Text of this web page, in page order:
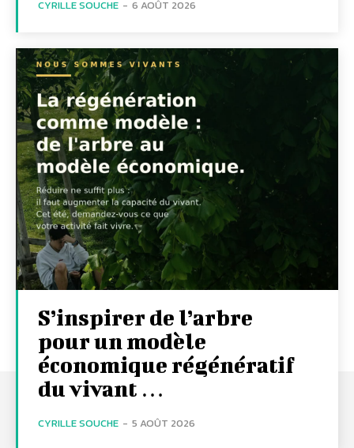
CYRILLE SOUCHE - 6 AOÛT 2026
S’inspirer de l’arbre
pour un modèle
économique régénératif
du vivant …
CYRILLE SOUCHE - 5 AOÛT 2026